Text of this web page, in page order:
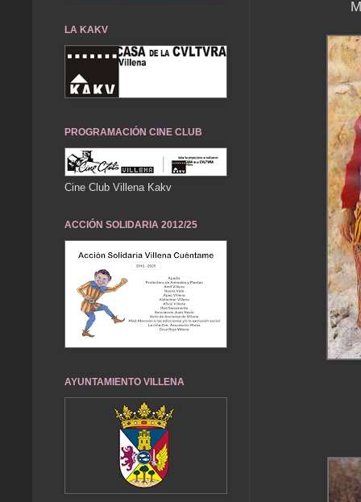
LA KAKV
PROGRAMACIÓN CINE CLUB
Cine Club Villena Kakv
ACCIÓN SOLIDARIA 2012/25
AYUNTAMIENTO VILLENA